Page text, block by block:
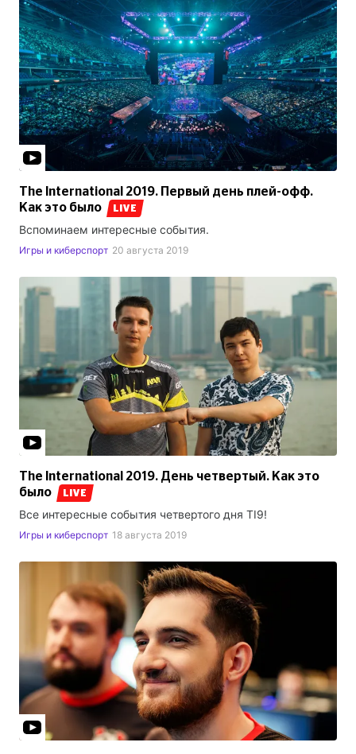
The International 2019. Первый день плей-офф.
Как это было
LIVE
Вспоминаем интересные события.
Игры и киберспорт 20 августа 2019
The International 2019. День четвертый. Как это
было
LIVE
Все интересные события четвертого дня TI9!
Игры и киберспорт 18 августа 2019